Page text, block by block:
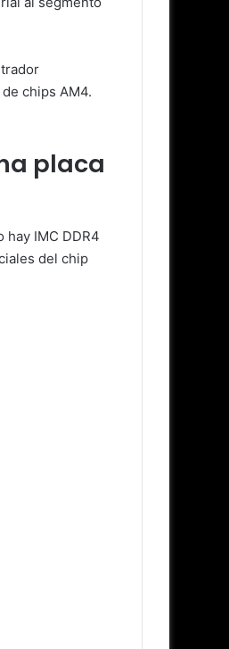
chips AM4.
placa
hay IMC DDR4
del chip